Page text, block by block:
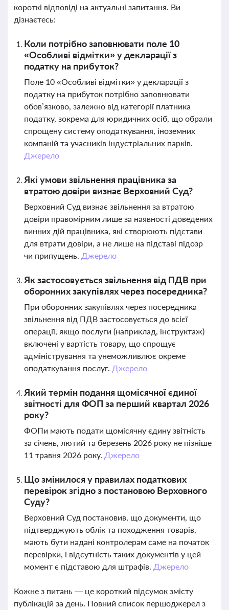
короткі відповіді на актуальні запитання. Ви
дізнаєтесь:
Коли потрібно заповнювати поле 10
«Особливі відмітки» у декларації з
податку на прибуток?
Поле 10 «Особливі відмітки» у декларації з
податку на прибуток потрібно заповнювати
обов’язково, залежно від категорії платника
податку, зокрема для юридичних осіб, що обрали
спрощену систему оподаткування, іноземних
компаній та учасників індустріальних парків.
Джерело
Які умови звільнення працівника за
втратою довіри визнає Верховний Суд?
Верховний Суд визнає звільнення за втратою
довіри правомірним лише за наявності доведених
винних дій працівника, які створюють підстави
для втрати довіри, а не лише на підставі підозр
чи припущень. Джерело
Як застосовується звільнення від ПДВ при
оборонних закупівлях через посередника?
При оборонних закупівлях через посередника
звільнення від ПДВ застосовується до всієї
операції, якщо послуги (наприклад, інструктаж)
включені у вартість товару, що спрощує
адміністрування та унеможливлює окреме
оподаткування послуг. Джерело
Який термін подання щомісячної єдиної
звітності для ФОП за перший квартал 2026
року?
ФОПи мають подати щомісячну єдину звітність
за січень, лютий та березень 2026 року не пізніше
11 травня 2026 року. Джерело
Що змінилося у правилах податкових
перевірок згідно з постановою Верховного
Суду?
Верховний Суд постановив, що документи, що
підтверджують облік та походження товарів,
мають бути надані контролерам саме на початок
перевірки, і відсутність таких документів у цей
момент є підставою для штрафів. Джерело
Кожне з питань — це короткий підсумок змісту
публікацій за день. Повний список першоджерел з